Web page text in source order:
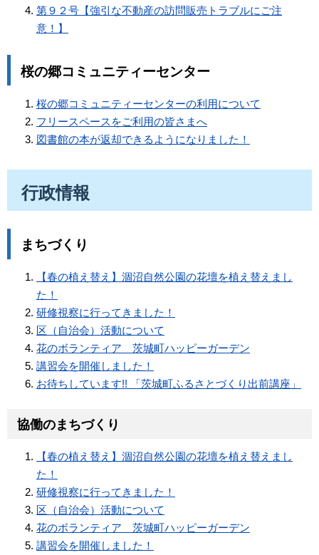
第９２号【強引な不動産の訪問販売トラブルにご注
意！】
桜の郷コミュニティーセンター
桜の郷コミュニティーセンターの利用について
フリースペースをご利用の皆さまへ
図書館の本が返却できるようになりました！
行政情報
まちづくり
【春の植え替え】涸沼自然公園の花壇を植え替えまし
た！
研修視察に行ってきました！
区（自治会）活動について
花のボランティア 茨城町ハッピーガーデン
講習会を開催しました！
お待ちしています!! 「茨城町ふるさとづくり出前講座」
協働のまちづくり
【春の植え替え】涸沼自然公園の花壇を植え替えまし
た！
研修視察に行ってきました！
区（自治会）活動について
花のボランティア 茨城町ハッピーガーデン
講習会を開催しました！